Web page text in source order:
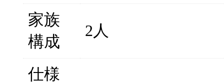
家族
構成
2人
仕様